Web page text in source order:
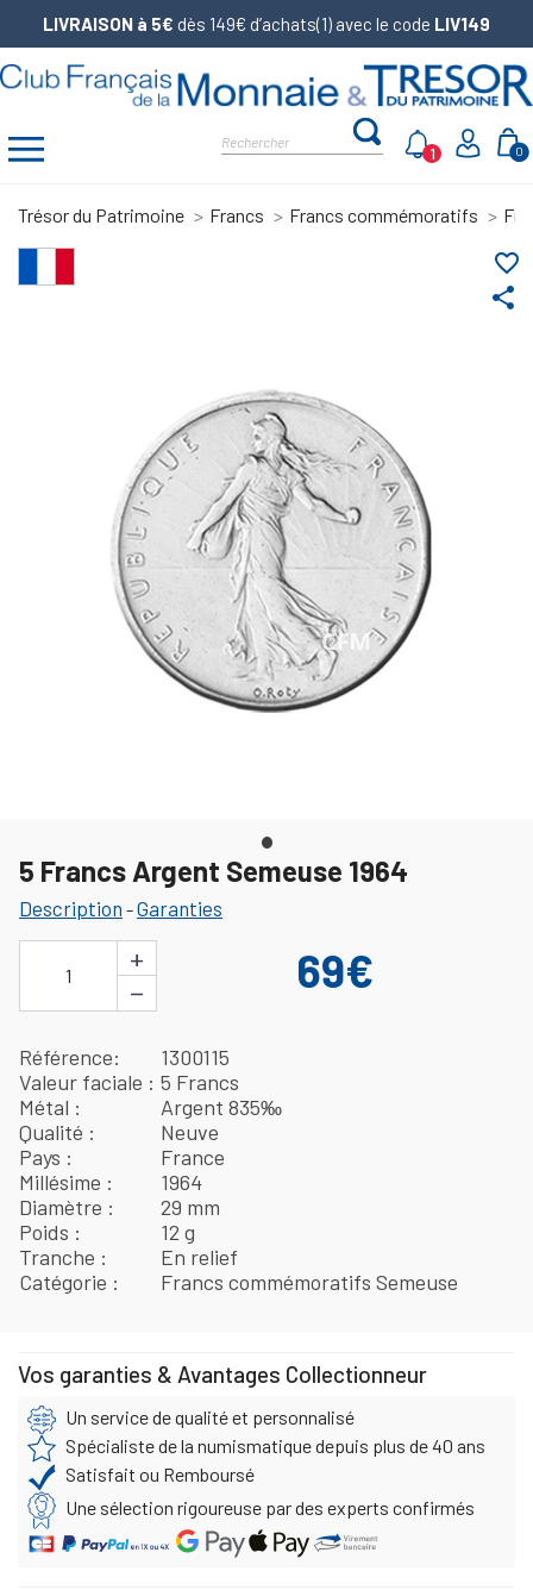
LIVRAISON à 5€ dès 149€ d’achats(1) avec le code LIV149
0
1
Trésor du Patrimoine Francs Francs commémoratifs
share
favorite_border
5 Francs Argent Semeuse 1964
Description -Garanties
1
+
−
69€
Référence
1300115
Valeur faciale
5 Francs
Métal
Argent 835‰
Qualité
Neuve
Pays
France
Millésime
1964
Diamètre
29 mm
Poids
12 g
Tranche
En relief
Catégorie
Francs commémoratifs Semeuse
Vos garanties & Avantages Collectionneur
Un service de qualité et personnalisé
Spécialiste de la numismatique depuis plus de 40 ans
Satisfait ou Remboursé
Une sélection rigoureuse par des experts confirmés